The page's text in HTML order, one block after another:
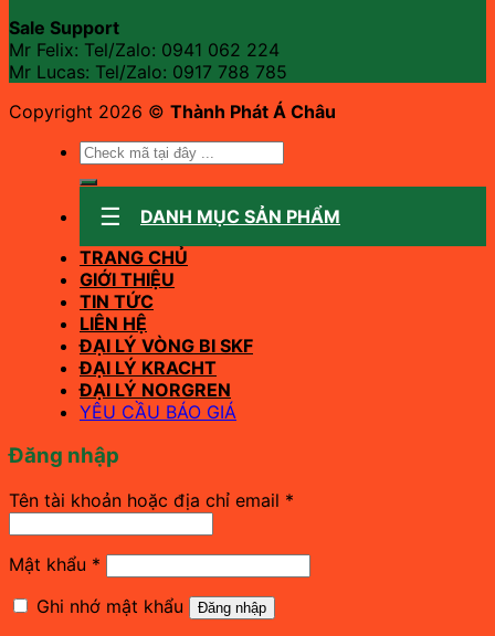
Sale Support
Mr Felix: Tel/Zalo: 0941 062 224
Mr Lucas: Tel/Zalo: 0917 788 785
Copyright 2026 © Thành Phát Á Châu
Tìm
kiếm:
DANH MỤC SẢN PHẨM
TRANG CHỦ
GIỚI THIỆU
TIN TỨC
LIÊN HỆ
ĐẠI LÝ VÒNG BI SKF
ĐẠI LÝ KRACHT
ĐẠI LÝ NORGREN
YÊU CẦU BÁO GIÁ
Đăng nhập
Tên tài khoản hoặc địa chỉ email *
Mật khẩu *
Ghi nhớ mật khẩu
Đăng nhập